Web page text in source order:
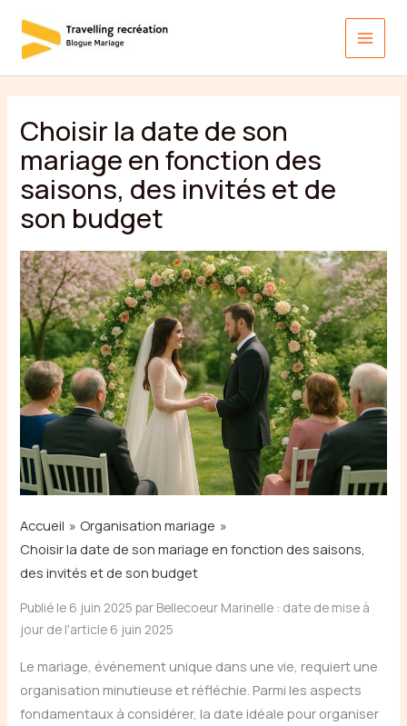
contenu
Choisir la date de son
mariage en fonction des
saisons, des invités et de
son budget
Accueil
Organisation mariage
Choisir la date de son mariage en fonction des saisons,
des invités et de son budget
Publié le 6 juin 2025 par Bellecoeur Marinelle : date de mise à
jour de l'article 6 juin 2025
Le mariage, événement unique dans une vie, requiert une
organisation minutieuse et réfléchie. Parmi les aspects
fondamentaux à considérer, la date idéale pour organiser